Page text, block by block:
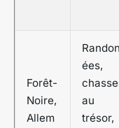
Forêt-
Noire,
Allem
ées,
au
trésor,